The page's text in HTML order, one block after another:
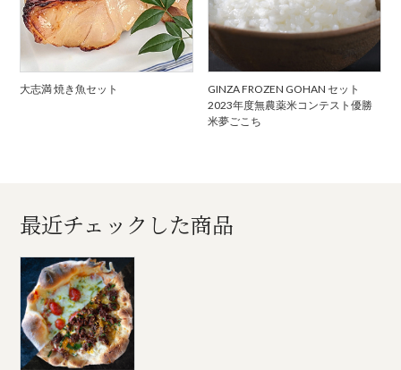
大志満 焼き魚セット
GINZA FROZEN GOHAN セット
2023年度無農薬米コンテスト優勝
米夢ごこち
最近チェックした商品